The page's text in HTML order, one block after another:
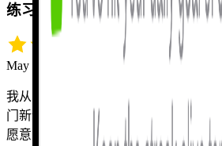
练习，练习，再练习！
May 18 · snrh5432
我从多伦多搬到了蒙特利尔，必须尽
门新语言说流利，没有人陪你练真的
愿意陪我聊天，她纠正我的时候我也